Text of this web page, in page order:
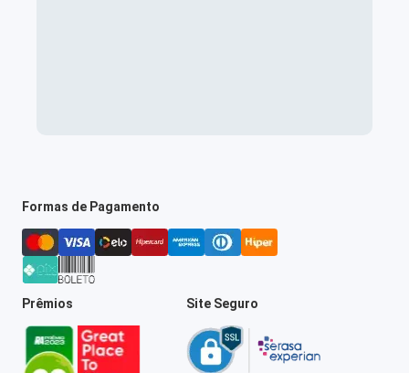
Formas de Pagamento
Prêmios Site Seguro